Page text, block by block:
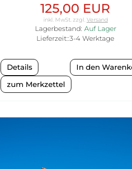
125,00 EUR
inkl. MwSt.zzgl. Versand
Lagerbestand: Auf Lager
Lieferzeit::3-4 Werktage
Details
zum Merkzettel